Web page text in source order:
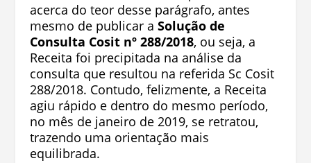
acerca do teor desse parágrafo, antes
mesmo de publicar a Solução de
Consulta Cosit nº 288/2018, ou seja, a
Receita foi precipitada na análise da
consulta que resultou na referida Sc Cosit
288/2018. Contudo, felizmente, a Receita
agiu rápido e dentro do mesmo período,
no mês de janeiro de 2019, se retratou,
trazendo uma orientação mais
equilibrada.